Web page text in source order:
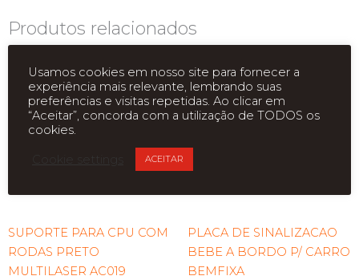
Produtos relacionados
SUPORTE PARA CPU COM
RODAS PRETO
MULTILASER AC019
PLACA DE SINALIZACAO
BEBE A BORDO P/ CARRO
BEMFIXA
Usamos cookies em nosso site para fornecer a
experiência mais relevante, lembrando suas
preferências e visitas repetidas. Ao clicar em
“Aceitar”, concorda com a utilização de TODOS os
cookies.
ACEITAR